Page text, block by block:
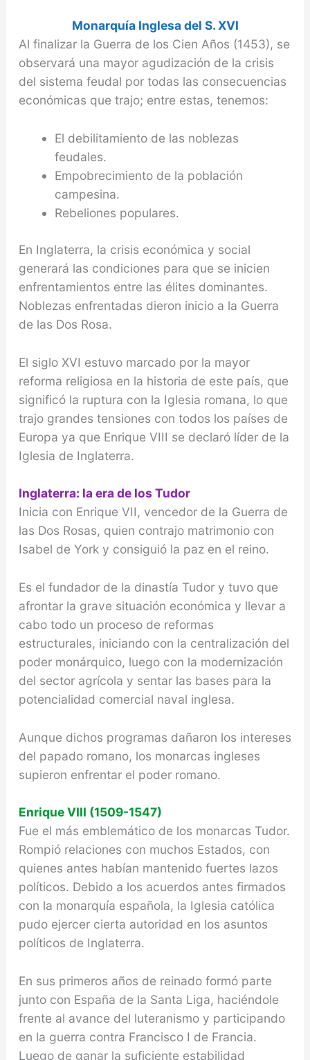
Monarquía Inglesa del S. XVI
Al finalizar la Guerra de los Cien Años (1453), se
observará una mayor agudización de la crisis
del sistema feudal por todas las consecuencias
económicas que trajo; entre estas, tenemos:
El debilitamiento de las noblezas
feudales.
Empobrecimiento de la población
campesina.
Rebeliones populares.
En Inglaterra, la crisis económica y social
generará las condiciones para que se inicien
enfrentamientos entre las élites dominantes.
Noblezas enfrentadas dieron inicio a la Guerra
de las Dos Rosa.
El siglo XVI estuvo marcado por la mayor
reforma religiosa en la historia de este país, que
significó la ruptura con la Iglesia romana, lo que
trajo grandes tensiones con todos los países de
Europa ya que Enrique VIII se declaró líder de la
Iglesia de Inglaterra.
Inglaterra: la era de los Tudor
Inicia con Enrique VII, vencedor de la Guerra de
las Dos Rosas, quien contrajo matrimonio con
Isabel de York y consiguió la paz en el reino.
Es el fundador de la dinastía Tudor y tuvo que
afrontar la grave situación económica y llevar a
cabo todo un proceso de reformas
estructurales, iniciando con la centralización del
poder monárquico, luego con la modernización
del sector agrícola y sentar las bases para la
potencialidad comercial naval inglesa.
Aunque dichos programas dañaron los intereses
del papado romano, los monarcas ingleses
supieron enfrentar el poder romano.
Enrique VIII (1509-1547)
Fue el más emblemático de los monarcas Tudor.
Rompió relaciones con muchos Estados, con
quienes antes habían mantenido fuertes lazos
políticos. Debido a los acuerdos antes firmados
con la monarquía española, la Iglesia católica
pudo ejercer cierta autoridad en los asuntos
políticos de Inglaterra.
En sus primeros años de reinado formó parte
junto con España de la Santa Liga, haciéndole
frente al avance del luteranismo y participando
en la guerra contra Francisco I de Francia.
Luego de ganar la suficiente estabilidad